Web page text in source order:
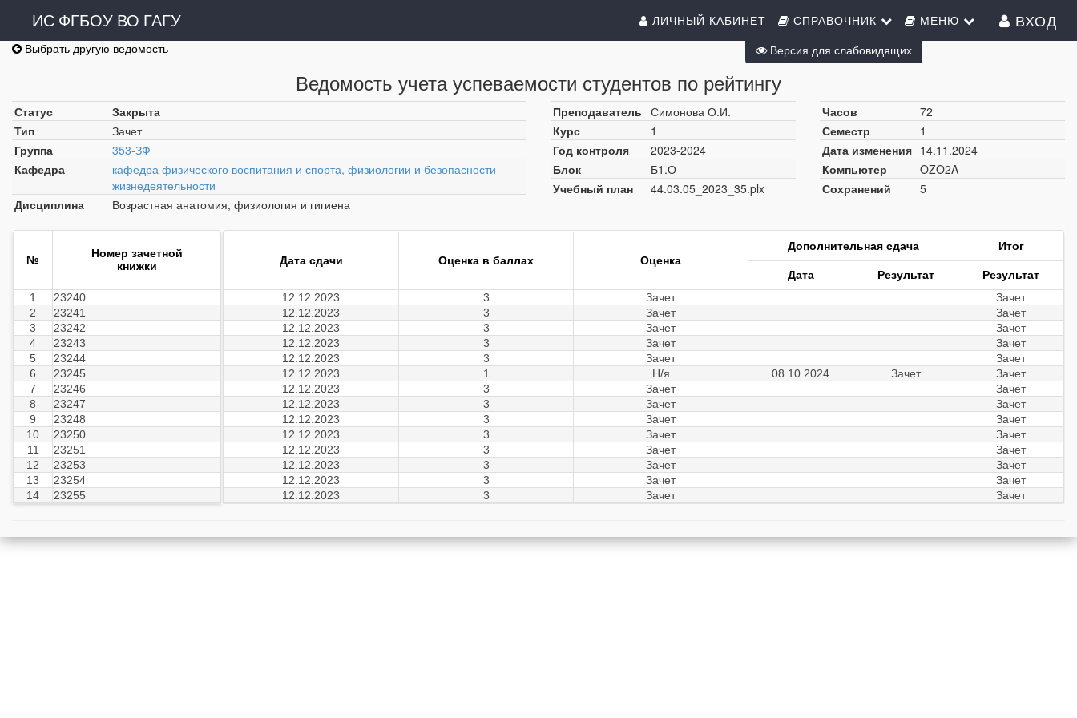
ИС ФГБОУ ВО ГАГУ ЛИЧНЫЙ КАБИНЕТ СПРАВОЧНИК МЕНЮ ВХОД
Выбрать другую ведомость
Ведомость учета успеваемости студентов по рейтингу
Статус
Закрыта
Тип
Зачет
Группа
353-ЗФ
Кафедра
кафедра физического воспитания и спорта, физиологии и безопасности
жизнедеятельности
Дисциплина
Возрастная анатомия, физиология и гигиена
Преподаватель Симонова О.И.
Курс
1
Год контроля
2023-2024
Блок
Б1.О
Учебный план
44.03.05_2023_35.plx
Часов
72
Семестр
1
Дата изменения 14.11.2024
Компьютер
OZO2A
Сохранений
5
№
Номер зачетной
книжки
1
23240
2
23241
3
23242
4
23243
5
23244
6
23245
7
23246
8
23247
9
23248
10
23250
11
23251
12
23253
13
23254
14
23255
Дата сдачи Оценка в баллах Оценка
Дополнительная сдача Итог
Дата Результат
Результат
12.12.2023
3 Зачет
Зачет
12.12.2023
3 Зачет
Зачет
12.12.2023
3 Зачет
Зачет
12.12.2023
3 Зачет
Зачет
12.12.2023
3 Зачет
Зачет
12.12.2023
1 Н/я 08.10.2024 Зачет
Зачет
12.12.2023
3 Зачет
Зачет
12.12.2023
3 Зачет
Зачет
12.12.2023
3 Зачет
Зачет
12.12.2023
3 Зачет
Зачет
12.12.2023
3 Зачет
Зачет
12.12.2023
3 Зачет
Зачет
12.12.2023
3 Зачет
Зачет
12.12.2023
3 Зачет Зачет
Версия для слабовидящих